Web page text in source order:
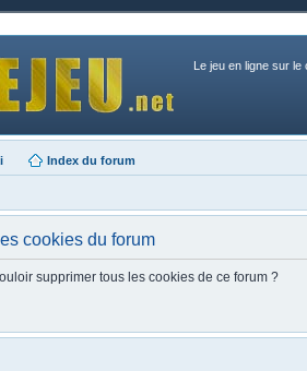
Le jeu en ligne sur le
Index du forum
cookies du forum
supprimer tous les cookies de ce forum ?